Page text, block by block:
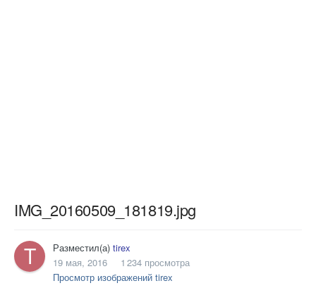
IMG_20160509_181819.jpg
Разместил(а) tirex
19 мая, 2016
1 234 просмотра
Просмотр изображений tirex